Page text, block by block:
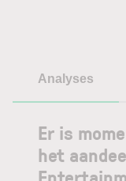
Analyses
Er is
het